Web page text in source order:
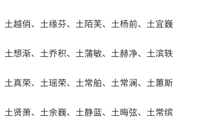
土越俏、土缘芬、土陌芙、土杨前、土宜巍
土想渐、土乔积、土蒲敏、土赫净、土滨轶
土真荣、土瑶荣、土常舶、土常澜、土蕙斯
土贤萧、土余巍、土静蓝、土晦弦、土常缤